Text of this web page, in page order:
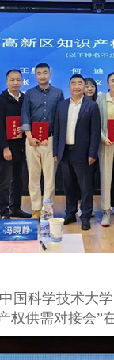
国科学技术大
权供需对接会